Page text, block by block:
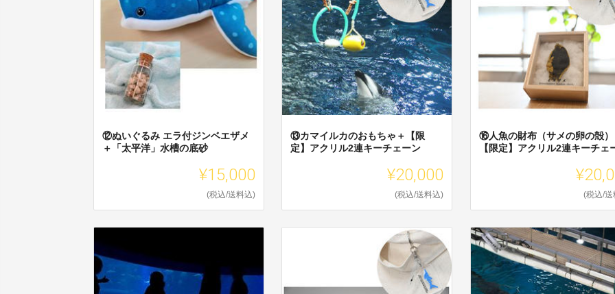
⑫ぬいぐるみ エラ付ジンベエザメ
＋「太平洋」水槽の底砂
¥15,000
(税込/送料込)
⑬カマイルカのおもちゃ＋【限
定】アクリル2連キーチェーン
¥20,000
(税込/送料込)
⑯人魚の財布（サメの卵の殻）
【限定】アクリル2連キーチェ
(税込/送